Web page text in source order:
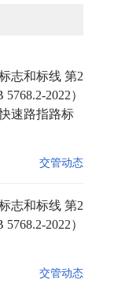
志和标线 第2
2022）
速路指路标
交管动态
志和标线 第2
2022）
交管动态